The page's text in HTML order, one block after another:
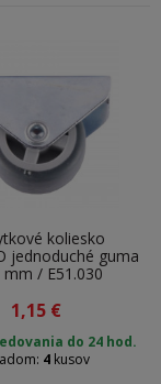
a rozmery
použitia
koliesko
jednoduché guma
/ E51.030
1,15 €
do 24 hod.
4kusov